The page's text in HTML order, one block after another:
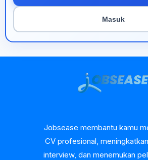
Masuk
Jobsease membantu kamu
CV profesional,
interview, dan menemukan